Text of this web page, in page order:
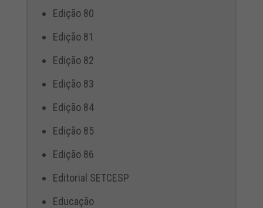
Edição 80
Edição 81
Edição 82
Edição 83
Edição 84
Edição 85
Edição 86
Editorial SETCESP
Educação